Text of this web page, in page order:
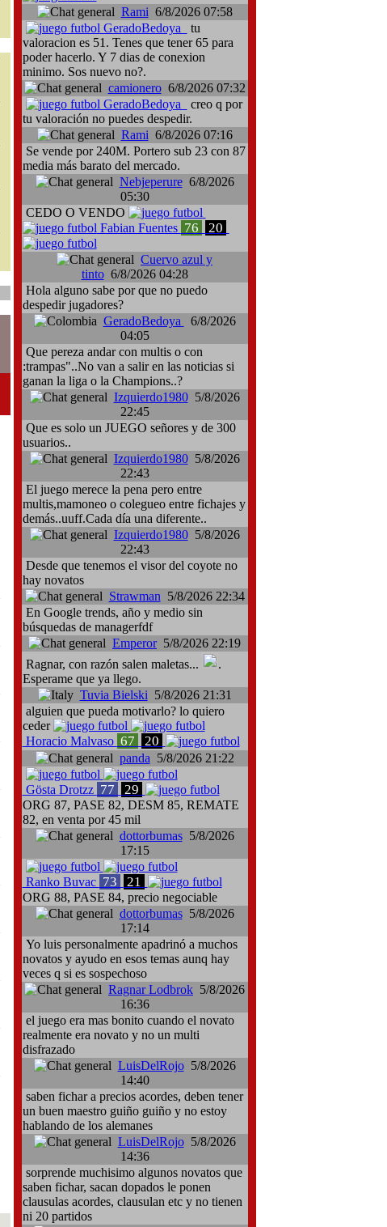
Rami 6/8/2026 07:58
GeradoBedoya
tu
valoracion es 51. Tenes que tener 65 para
poder hacerlo. Y 7 dias de conexion
minimo. Sos nuevo no?.
camionero6/8/2026 07:32
GeradoBedoya
creo q por
tu valoración no puedes despedir.
Rami 6/8/2026 07:16
Se vende por 240M. Portero sub 23 con 87
media más barato del mercado.
Nebjeperure6/8/2026
05:30
CEDO O VENDO
Fabian Fuentes 76 20
Cuervo azul y
tinto6/8/2026 04:28
Hola alguno sabe por que no puedo
despedir jugadores?
GeradoBedoya
6/8/2026
04:05
Que pereza andar con multis o con
:trampas"..No van a salir en las noticias si
ganan la liga o la Champions..?
Izquierdo19805/8/2026
22:45
Que es solo un JUEGO señores y de 300
usuarios..
Izquierdo19805/8/2026
22:43
El juego merece la pena pero entre
multis,mamoneo o colegueo entre fichajes y
demás..uuff.Cada día una diferente..
Izquierdo19805/8/2026
22:43
Desde que tenemos el visor del coyote no
hay novatos
Strawman 5/8/2026 22:34
En Google trends, año y medio sin
búsquedas de managerfdf
Emperor5/8/2026 22:19
Ragnar, con razón salen maletas...
.
Esperame que ya llego.
Tuvia Bielski 5/8/2026 21:31
alguien que pueda motivarlo? lo quiero
ceder
Horacio Malvaso 67 20
panda 5/8/2026 21:22
Gösta Drotzz 77 29
ORG 87, PASE 82, DESM 85, REMATE
82, en venta por 45 mil
dottorbumas5/8/2026
17:15
Ranko Buvac 73 21
ORG 88, PASE 84, precio negociable
dottorbumas5/8/2026
17:14
Yo luis personalmente apadrinó a muchos
novatos y ayudo en esos temas aunq hay
veces q si es sospechoso
Ragnar Lodbrok 5/8/2026
16:36
el juego era mas bonito cuando el novato
realmente era novato y no un multi
disfrazado
LuisDelRojo5/8/2026
14:40
saben fichar a precios acordes, deben tener
un buen maestro guiño guiño y no estoy
hablando de los alemanes
LuisDelRojo5/8/2026
14:36
sorprende muchisimo algunos novatos que
saben fichar, sacan dopados le ponen
clausulas acordes, clausulan etc y no tienen
ni 20 partidos